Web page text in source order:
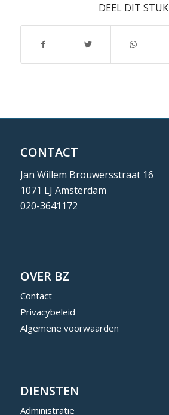
DEEL DIT STUK
CONTACT
Jan Willem Brouwersstraat 16
1071 LJ Amsterdam
020-3641172
OVER BZ
Contact
Privacybeleid
Algemene voorwaarden
DIENSTEN
Administratie